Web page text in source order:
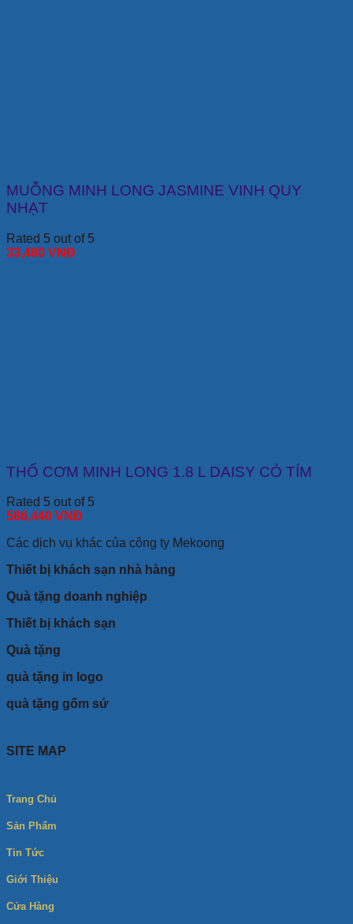
MUỖNG MINH LONG JASMINE VINH QUY
NHẠT
Rated 5 out of 5
33,480 VNĐ
THỐ CƠM MINH LONG 1.8 L DAISY CỎ TÍM
Rated 5 out of 5
586,440 VNĐ
Các dịch vụ khác của công ty Mekoong
Thiết bị khách sạn nhà hàng
Quà tặng doanh nghiệp
Thiết bị khách sạn
Quà tặng
quà tặng in logo
quà tặng gốm sứ
SITE MAP
Trang Chủ
Sản Phẩm
Tin Tức
Giới Thiệu
Cửa Hàng